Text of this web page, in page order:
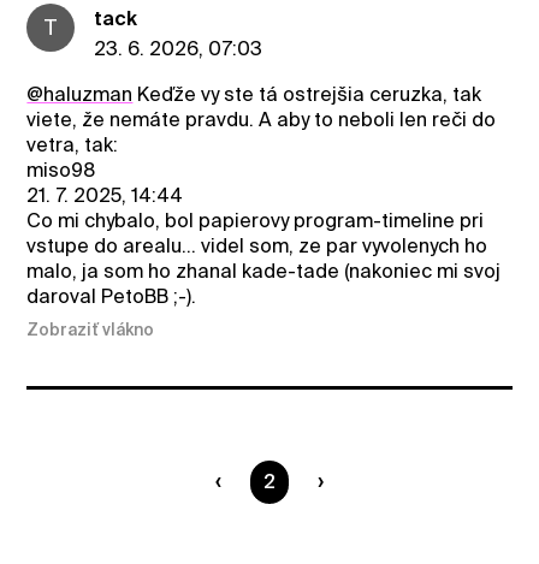
T
tack
23. 6. 2026, 07:03
@haluzman Keďže vy ste tá ostrejšia ceruzka, tak
viete, že nemáte pravdu. A aby to neboli len reči do
vetra, tak:
miso98
21. 7. 2025, 14:44
Co mi chybalo, bol papierovy program-timeline pri
vstupe do arealu... videl som, ze par vyvolenych ho
malo, ja som ho zhanal kade-tade (nakoniec mi svoj
daroval PetoBB ;-).
Zobraziť vlákno
Ste na strane
2